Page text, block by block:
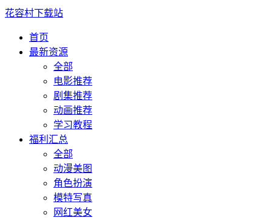
花容村下载站
首页
最新资源
全部
电影推荐
剧集推荐
动画推荐
学习教程
福利汇总
全部
动漫美图
角色扮演
模特写真
网红美女